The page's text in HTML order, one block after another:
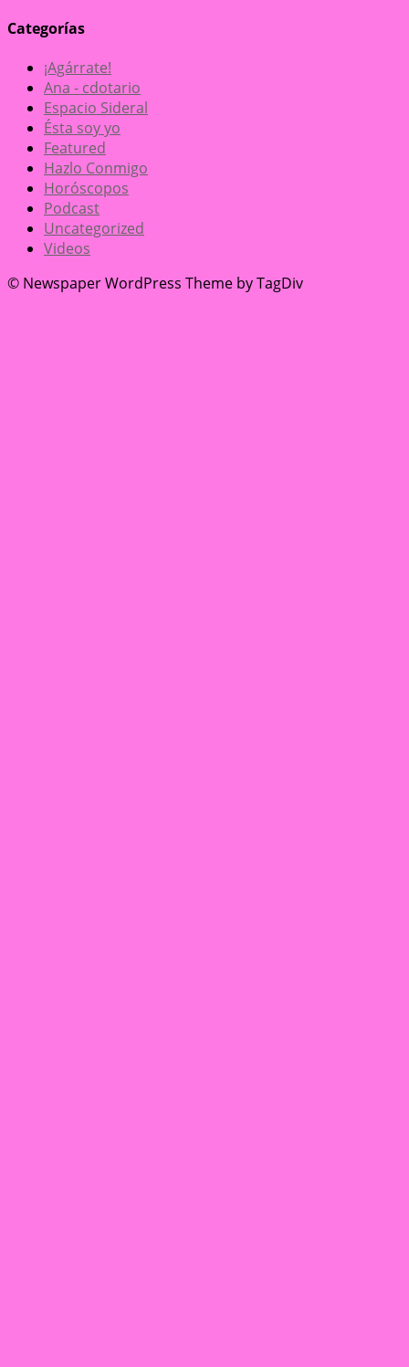
Categorías
¡Agárrate!
Ana - cdotario
Espacio Sideral
Ésta soy yo
Featured
Hazlo Conmigo
Horóscopos
Podcast
Uncategorized
Videos
© Newspaper WordPress Theme by TagDiv